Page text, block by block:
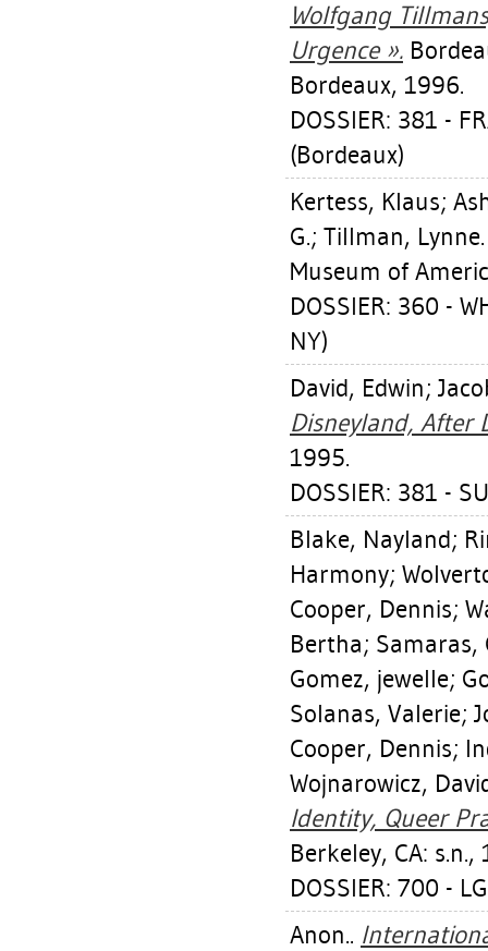
Wolfgang
Urgence ».
Bordeaux, 1996.
DOSSIER: 381 -
(Bordeaux)
Kertess, Klaus;
G.; Tillman, Lynne
Museum of
DOSSIER: 360 -
NY)
David, Edwin;
Disneyland, After
1995.
DOSSIER: 381 -
Blake, Nayland;
Harmony;
Cooper, Dennis;
Bertha; Samaras,
Gomez, jewelle;
Solanas, Valerie;
Cooper, Dennis;
Wojnarowicz,
Identity, Queer
Berkeley, CA: s.n.,
DOSSIER: 700 -
Anon..